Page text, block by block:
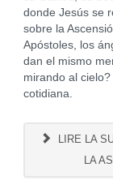
donde Jesús se
sobre la
Apóstoles, los
dan el mismo
mirando al
cotidiana.
LIRE LA
LA